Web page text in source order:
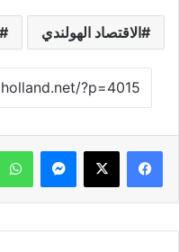
الاقتصاد الهولندي
فيسبوك ‫X ماسنجر